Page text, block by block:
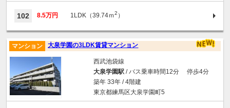
102 8.5万円 1LDK（39.74ｍ2 ）
大泉学園の3LDK賃貸マンション
マンション
西武池袋線
大泉学園駅/ バス乗車時間12分 停歩4分
築年 33年 / 4階建
東京都練馬区大泉学園町5